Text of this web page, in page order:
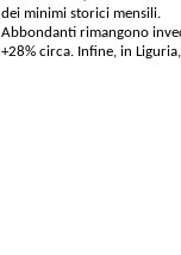
dei minimi storici mensili.
Abbondanti rimangono
+28% circa. Infine, in